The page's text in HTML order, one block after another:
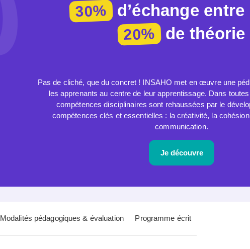
30% d’échange entre
20% de théorie
Pas de cliché, que du concret ! INSAHO met en œuvre une
les apprenants au centre de leur apprentissage. Dans
compétences disciplinaires sont rehaussées par le
compétences clés et essentielles : la créativité, la
communication.
Je découvre
Modalités pédagogiques & évaluation Programme écrit